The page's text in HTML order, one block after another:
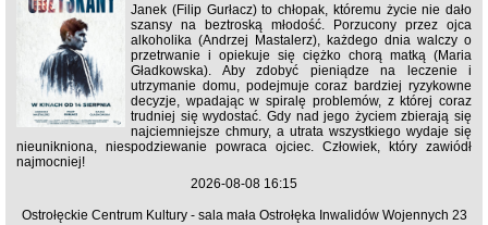
Janek (Filip Gurłacz) to chłopak, któremu życie nie dało
szansy na beztroską młodość. Porzucony przez ojca
alkoholika (Andrzej Mastalerz), każdego dnia walczy o
przetrwanie i opiekuje się ciężko chorą matką (Maria
Gładkowska). Aby zdobyć pieniądze na leczenie i
utrzymanie domu, podejmuje coraz bardziej ryzykowne
decyzje, wpadając w spiralę problemów, z której coraz
trudniej się wydostać. Gdy nad jego życiem zbierają się
najciemniejsze chmury, a utrata wszystkiego wydaje się
nieunikniona, niespodziewanie powraca ojciec. Człowiek, który zawiódł
najmocniej!
2026-08-08 16:15
Ostrołęckie Centrum Kultury - sala mała Ostrołęka Inwalidów Wojennych 23